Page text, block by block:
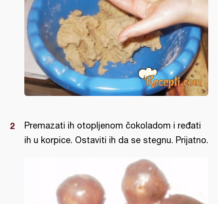
Premazati ih otopljenom čokoladom i ređati
ih u korpice. Ostaviti ih da se stegnu. Prijatno.